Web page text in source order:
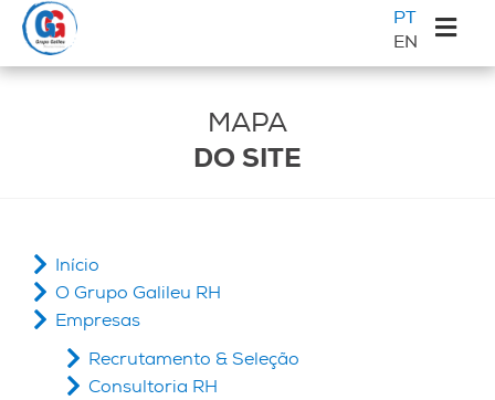
Saltar
para
o
Skip
main
Saltar
para
a Galileu
PT
EN
MAPA
DO SITE
Início
O Grupo Galileu RH
Empresas
Recrutamento & Seleção
Consultoria RH
Sidebar
primária